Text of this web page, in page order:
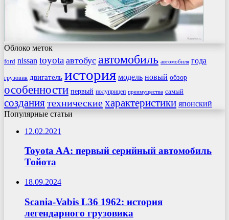
Облоко меток
ford nissan toyota автобус автомобиль автомобиля года
грузовик двигатель история модель новый обзор
особенности первый полуприцеп преимущества самый
созданиятехническиехарактеристики японский
Популярные статьи
12.02.2021
Toyota AA: первый серийный автомобиль
Тойота
18.09.2024
Scania-Vabis L36 1962: история
легендарного грузовика